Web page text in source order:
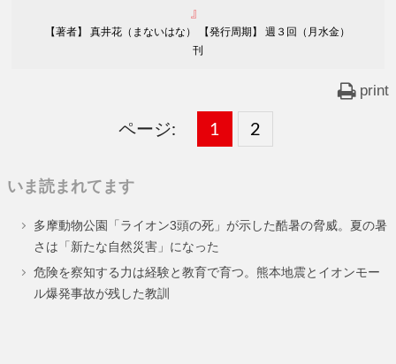
』
【著者】 真井花（まないはな） 【発行周期】 週３回（月水金）
刊
print
ページ:
固
ー
ジ
1 ,
固
ー
ジ
2
いま読まれてます
多摩動物公園「ライオン3頭の死」が示した酷暑の脅威。夏の暑
さは「新たな自然災害」になった
危険を察知する力は経験と教育で育つ。熊本地震とイオンモー
ル爆発事故が残した教訓